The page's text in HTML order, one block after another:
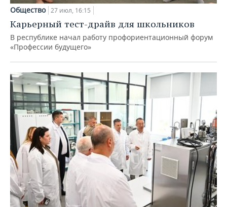
Общество 27 июл, 16:15
Карьерный тест-драйв для школьников
В республике начал работу профориентационный форум
«Профессии будущего»